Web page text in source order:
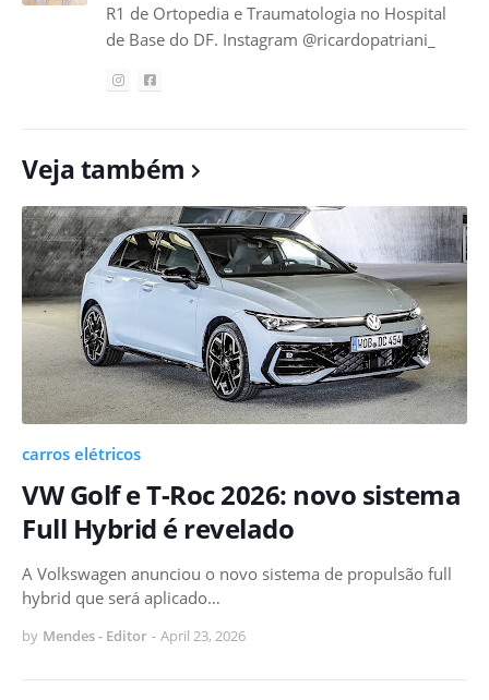
R1 de Ortopedia e Traumatologia no Hospital
de Base do DF. Instagram @ricardopatriani_
Veja também
carros elétricos
VW Golf e T-Roc 2026: novo sistema
Full Hybrid é revelado
A Volkswagen anunciou o novo sistema de propulsão full
hybrid que será aplicado…
by Mendes - Editor - April 23, 2026